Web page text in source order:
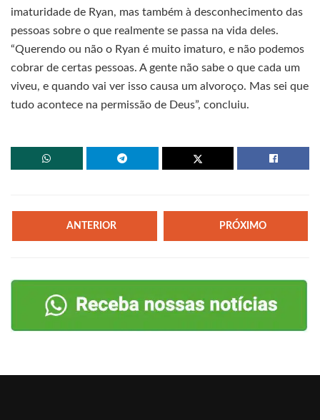
imaturidade de Ryan, mas também à desconhecimento das
pessoas sobre o que realmente se passa na vida deles.
“Querendo ou não o Ryan é muito imaturo, e não podemos
cobrar de certas pessoas. A gente não sabe o que cada um
viveu, e quando vai ver isso causa um alvoroço. Mas sei que
tudo acontece na permissão de Deus”, concluiu.
ANTERIOR PRÓXIMO